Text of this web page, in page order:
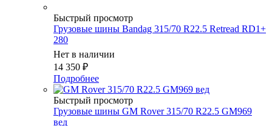
Быстрый просмотр
Грузовые шины Bandag 315/70 R22.5 Retread RD1+
280
Нет в наличии
14 350 ₽
Подробнее
Быстрый просмотр
Грузовые шины GM Rover 315/70 R22.5 GM969
вед